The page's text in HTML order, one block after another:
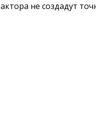
не создадут